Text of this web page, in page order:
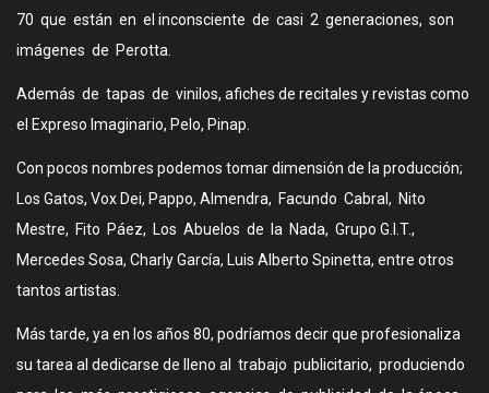
70 que están en el inconsciente de casi 2 generaciones, son
imágenes de Perotta.
Además de tapas de vinilos, afiches de recitales y revistas como
el Expreso Imaginario, Pelo, Pinap.
Con pocos nombres podemos tomar dimensión de la producción;
Los Gatos, Vox Dei, Pappo, Almendra, Facundo Cabral, Nito
Mestre, Fito Páez, Los Abuelos de la Nada, Grupo G.I.T.,
Mercedes Sosa, Charly García, Luis Alberto Spinetta, entre otros
tantos artistas.
Más tarde, ya en los años 80, podríamos decir que profesionaliza
su tarea al dedicarse de lleno al trabajo publicitario, produciendo